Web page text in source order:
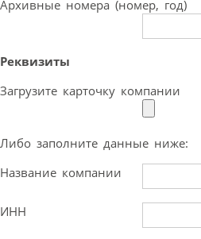
Архивные номера (номер, год)
Реквизиты
Загрузите карточку компании
Либо заполните данные ниже:
Название компании
ИНН